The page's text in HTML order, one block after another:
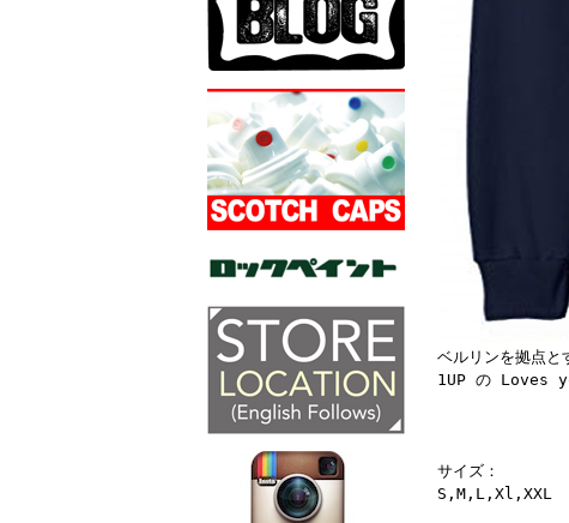
ベルリンを拠点と
1UP の Loves
サイズ：
S,M,L,Xl,XXL